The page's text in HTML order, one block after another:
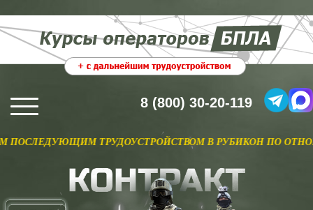
8 (800) 30-20-119
ТРУДОУСТРОЙСТВОМ В РУБИКОН ПО ОТНОШЕНИЮ.